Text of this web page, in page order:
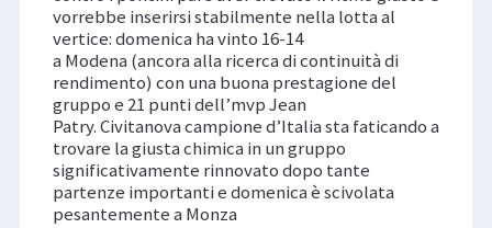
vorrebbe inserirsi stabilmente nella lotta al
vertice: domenica ha vinto 16-14
a Modena (ancora alla ricerca di continuità di
rendimento) con una buona prestagione del
gruppo e 21 punti dell’mvp Jean
Patry. Civitanova campione d’Italia sta faticando a
trovare la giusta chimica in un gruppo
significativamente rinnovato dopo tante
partenze importanti e domenica è scivolata
pesantemente a Monza